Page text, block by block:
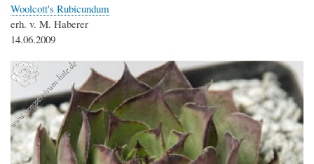
Woolcott's Rubicundum
erh. v. M. Haberer
14.06.2009